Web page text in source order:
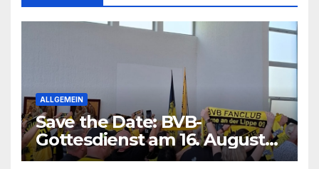
ALLGEMEIN
Save the Date: BVB-
Gottesdienst am 16. August
2026